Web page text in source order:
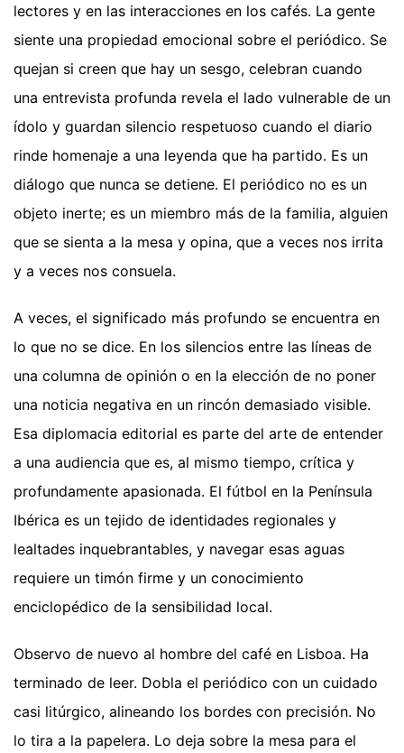
lectores y en las interacciones en los cafés. La gente
siente una propiedad emocional sobre el periódico. Se
quejan si creen que hay un sesgo, celebran cuando
una entrevista profunda revela el lado vulnerable de un
ídolo y guardan silencio respetuoso cuando el diario
rinde homenaje a una leyenda que ha partido. Es un
diálogo que nunca se detiene. El periódico no es un
objeto inerte; es un miembro más de la familia, alguien
que se sienta a la mesa y opina, que a veces nos irrita
y a veces nos consuela.
A veces, el significado más profundo se encuentra en
lo que no se dice. En los silencios entre las líneas de
una columna de opinión o en la elección de no poner
una noticia negativa en un rincón demasiado visible.
Esa diplomacia editorial es parte del arte de entender
a una audiencia que es, al mismo tiempo, crítica y
profundamente apasionada. El fútbol en la Península
Ibérica es un tejido de identidades regionales y
lealtades inquebrantables, y navegar esas aguas
requiere un timón firme y un conocimiento
enciclopédico de la sensibilidad local.
Observo de nuevo al hombre del café en Lisboa. Ha
terminado de leer. Dobla el periódico con un cuidado
casi litúrgico, alineando los bordes con precisión. No
lo tira a la papelera. Lo deja sobre la mesa para el